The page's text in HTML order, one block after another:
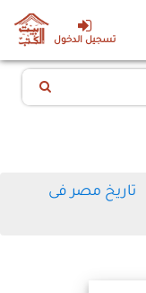
تسجيل الدخول
تاريخ مصر فى